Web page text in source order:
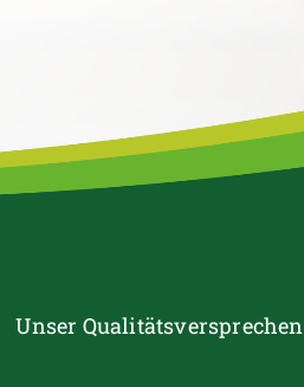
Unser Qualitätsversprechen